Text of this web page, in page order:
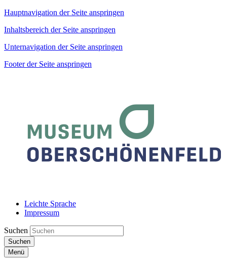
Hauptnavigation der Seite anspringen
Inhaltsbereich der Seite anspringen
Unternavigation der Seite anspringen
Footer der Seite anspringen
Leichte Sprache
Impressum
Suchen
Suchen
Menü